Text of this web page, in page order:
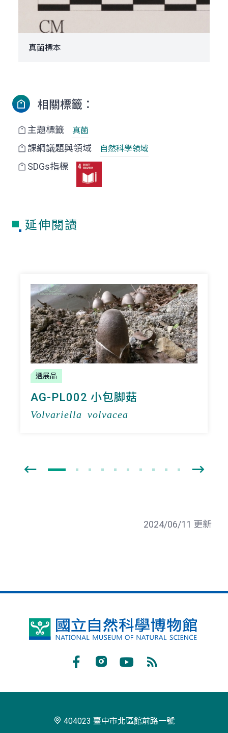
真菌標本
相關標籤：
主題標籤 真菌
課綱議題與領域 自然科學領域
SDGs指標
延伸閱讀
選展品
AG-PL002 小包脚菇
Volvariella volvacea
2024/06/11 更新
國
閱
404023 臺中市北區館前路一號